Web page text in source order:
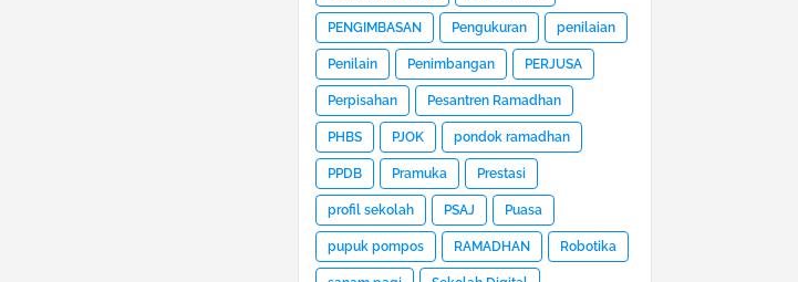
PENGIMBASAN Pengukuran penilaian
Penilain Penimbangan PERJUSA
Perpisahan Pesantren Ramadhan
PHBS PJOK pondok ramadhan
PPDB Pramuka Prestasi
profil sekolah PSAJ Puasa
pupuk pompos RAMADHAN Robotika